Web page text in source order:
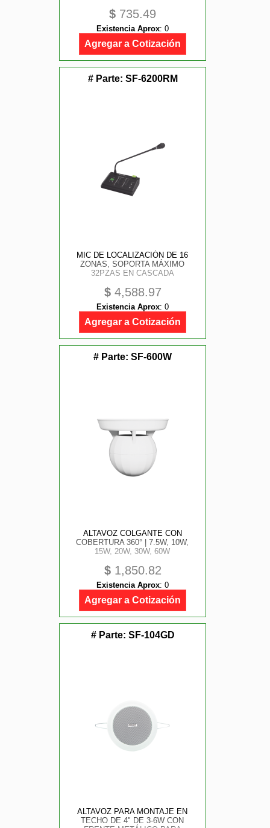
$ 735.49
Existencia Aprox: 0
Agregar a Cotización
# Parte: SF-6200RM
MIC DE LOCALIZACIÓN DE 16
ZONAS, SOPORTA MÁXIMO
32PZAS EN CASCADA
$4,588.97
Existencia Aprox: 0
Agregar a Cotización
# Parte: SF-600W
ALTAVOZ COLGANTE CON
COBERTURA 360° | 7.5W, 10W,
15W, 20W, 30W, 60W
$1,850.82
Existencia Aprox: 0
Agregar a Cotización
# Parte: SF-104GD
ALTAVOZ PARA MONTAJE EN
TECHO DE 4" DE 3-6W CON